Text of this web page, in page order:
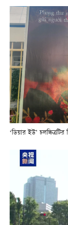
‘ডিয়ার ইউ’